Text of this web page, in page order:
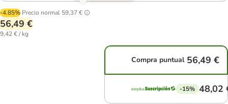
-4.85% Precio normal 59,37 €
56,49 €
9,42 € / kg
Compra puntual 56,49 €
-15% 48,02